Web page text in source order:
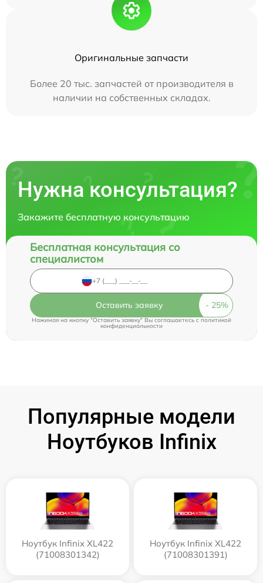
Оригинальные запчасти
Более 20 тыс. запчастей от производителя в
наличии на собственных складах.
Нужна консультация?
Закажите бесплатную консультацию
Бесплатная консультация со
специалистом
Оставить заявку
Нажимая на кнопку "Оставить заявку" Вы соглашаетесь cполитикой
конфиденциальности
Популярные модели
Ноутбуков Infinix
Ноутбук Infinix XL422
(71008301342)
Ноутбук Infinix XL422
(71008301391)